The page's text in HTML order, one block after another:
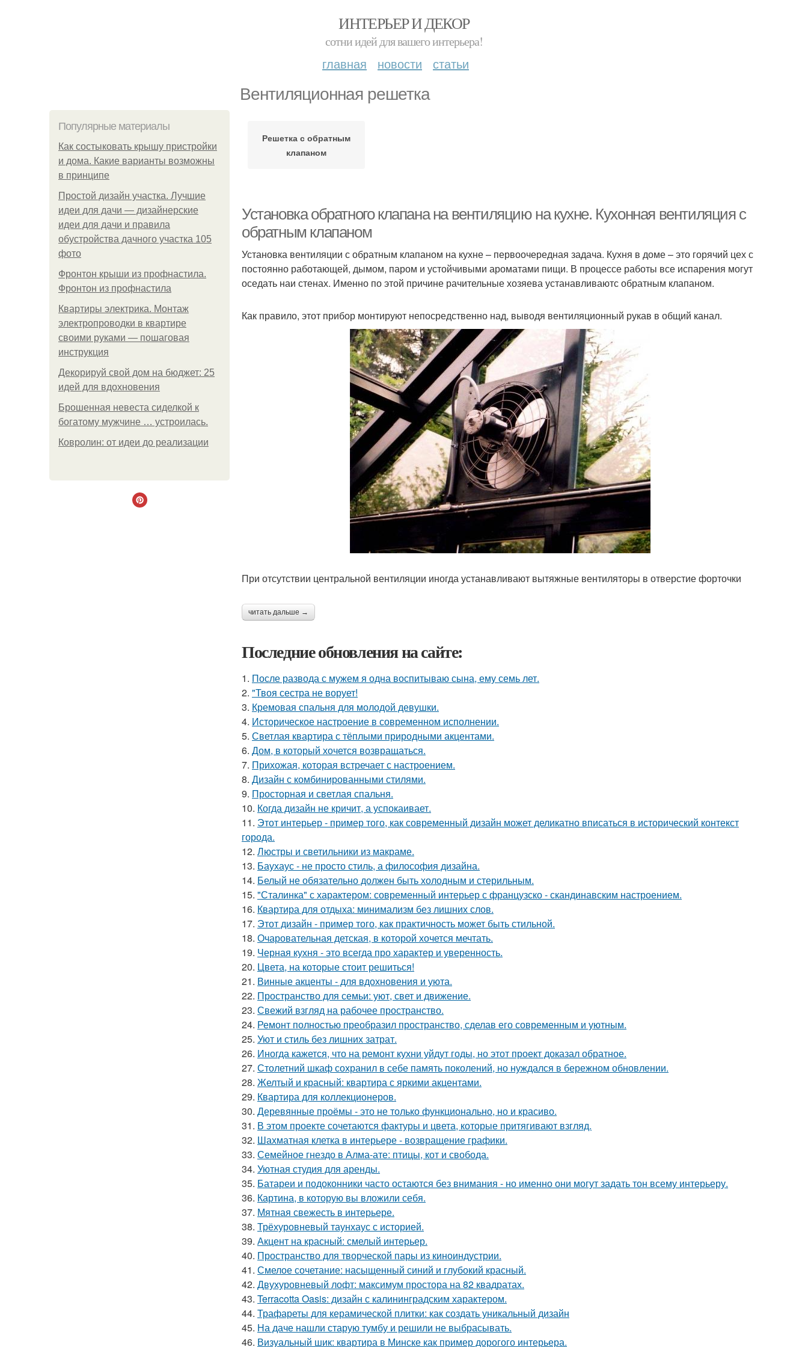
ИНТЕРЬЕР И ДЕКОР
сотни идей для вашего интерьера!
главная новости статьи
Вентиляционная решетка
Популярные материалы
Как состыковать крышу пристройки
и дома. Какие варианты возможны
в принципе
Простой дизайн участка. Лучшие
идеи для дачи — дизайнерские
идеи для дачи и правила
обустройства дачного участка 105
фото
Фронтон крыши из профнастила.
Фронтон из профнастила
Квартиры электрика. Монтаж
электропроводки в квартире
своими руками — пошаговая
инструкция
Декорируй свой дом на бюджет: 25
идей для вдохновения
Брошенная невеста сиделкой к
богатому мужчине … устроилась.
Ковролин: от идеи до реализации
Решетка с обратным
клапаном
Установка обратного клапана на вентиляцию на кухне. Кухонная вентиляция с
обратным клапаном
Установка вентиляции с обратным клапаном на кухне – первоочередная задача. Кухня в доме – это горячий цех с
постоянно работающей, дымом, паром и устойчивыми ароматами пищи. В процессе работы все испарения могут
оседать наи стенах. Именно по этой причине рачительные хозяева устанавливаютс обратным клапаном.
Как правило, этот прибор монтируют непосредственно над, выводя вентиляционный рукав в общий канал.
При отсутствии центральной вентиляции иногда устанавливают вытяжные вентиляторы в отверстие форточки
читать дальше →
Последние обновления на сайте:
1. После развода с мужем я одна воспитываю сына, ему семь лет.
2. "Твоя сестра не ворует!
3. Кремовая спальня для молодой девушки.
4. Историческое настроение в современном исполнении.
5. Светлая квартира с тёплыми природными акцентами.
6. Дом, в который хочется возвращаться.
7. Прихожая, которая встречает с настроением.
8. Дизайн с комбинированными стилями.
9. Просторная и светлая спальня.
10. Когда дизайн не кричит, а успокаивает.
11. Этот интерьер - пример того, как современный дизайн может деликатно вписаться в исторический контекст
города.
12. Люстры и светильники из макраме.
13. Баухаус - не просто стиль, а философия дизайна.
14. Белый не обязательно должен быть холодным и стерильным.
15. "Сталинка" с характером: современный интерьер с французско - скандинавским настроением.
16. Квартира для отдыха: минимализм без лишних слов.
17. Этот дизайн - пример того, как практичность может быть стильной.
18. Очаровательная детская, в которой хочется мечтать.
19. Черная кухня - это всегда про характер и уверенность.
20. Цвета, на которые стоит решиться!
21. Винные акценты - для вдохновения и уюта.
22. Пространство для семьи: уют, свет и движение.
23. Свежий взгляд на рабочее пространство.
24. Ремонт полностью преобразил пространство, сделав его современным и уютным.
25. Уют и стиль без лишних затрат.
26. Иногда кажется, что на ремонт кухни уйдут годы, но этот проект доказал обратное.
27. Столетний шкаф сохранил в себе память поколений, но нуждался в бережном обновлении.
28. Желтый и красный: квартира с яркими акцентами.
29. Квартира для коллекционеров.
30. Деревянные проёмы - это не только функционально, но и красиво.
31. В этом проекте сочетаются фактуры и цвета, которые притягивают взгляд.
32. Шахматная клетка в интерьере - возвращение графики.
33. Семейное гнездо в Алма-ате: птицы, кот и свобода.
34. Уютная студия для аренды.
35. Батареи и подоконники часто остаются без внимания - но именно они могут задать тон всему интерьеру.
36. Картина, в которую вы вложили себя.
37. Мятная свежесть в интерьере.
38. Трёхуровневый таунхаус с историей.
39. Акцент на красный: смелый интерьер.
40. Пространство для творческой пары из киноиндустрии.
41. Смелое сочетание: насыщенный синий и глубокий красный.
42. Двухуровневый лофт: максимум простора на 82 квадратах.
43. Terracotta Oasis: дизайн с калининградским характером.
44. Трафареты для керамической плитки: как создать уникальный дизайн
45. На даче нашли старую тумбу и решили не выбрасывать.
46. Визуальный шик: квартира в Минске как пример дорогого интерьера.